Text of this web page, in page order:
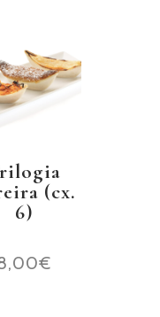
(cx.
6)
€